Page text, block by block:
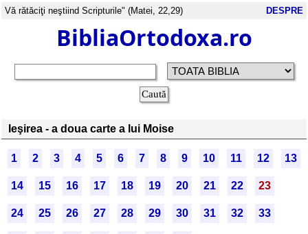
Vă rătăciţi neştiind Scripturile" (Matei, 22,29) DESPRE
BibliaOrtodoxa.ro
Ieşirea - a doua carte a lui Moise
1 2 3 4 5 6 7 8 9 10 11 12 13
14 15 16 17 18 19 20 21 22 23
24 25 26 27 28 29 30 31 32 33